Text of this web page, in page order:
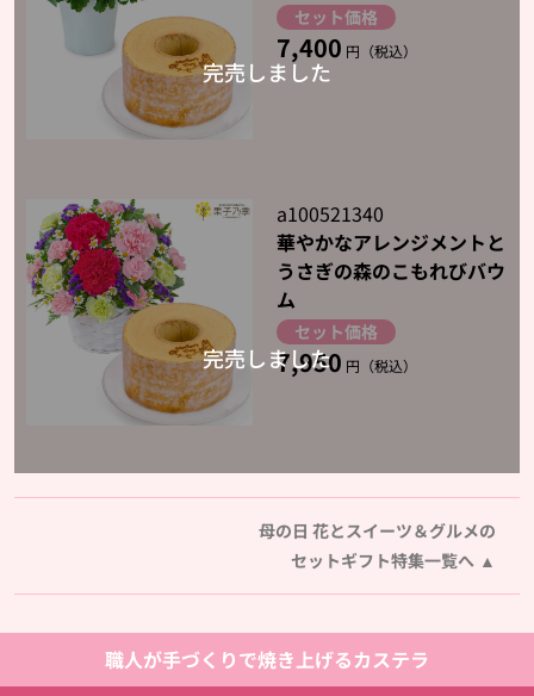
セット価格
7,400 円（税込）
a100521340
華やかなアレンジメントと
うさぎの森のこもれびバウ
ム
セット価格
7,950 円（税込）
母の日 花とスイーツ＆グルメの
セットギフト特集一覧へ
職人が手づくりで焼き上げるカステラ